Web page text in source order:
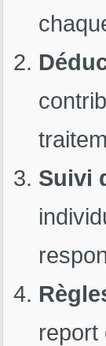
Suivi
report